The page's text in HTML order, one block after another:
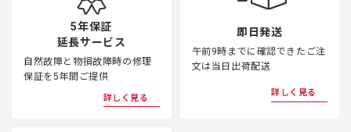
5年保証
延長サービス
自然故障と物損故障時の修理
保証を5年間ご提供
詳しく見る
即日発送
午前9時までに確認できたご注
文は当日出荷配送
詳しく見る